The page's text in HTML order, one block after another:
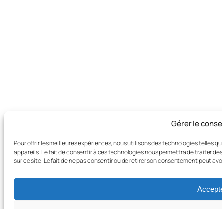
Gérer le
Pour offrir les meilleures expériences, nous utilisons des technologies telles
appareils. Le fait de consentir à ces technologies nous permettra de traiter
sur ce site. Le fait de ne pas consentir ou de retirer son consentement peut